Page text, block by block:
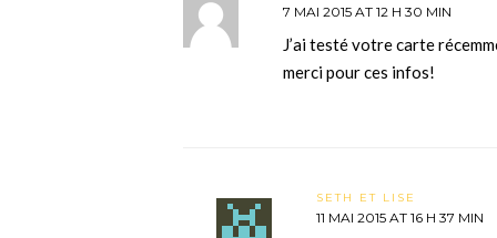
7 MAI 2015 AT 12 H 30 MIN
J’ai testé votre carte
merci pour ces infos!
SETH ET LISE
11 MAI 2015 AT 16 H 37 MIN